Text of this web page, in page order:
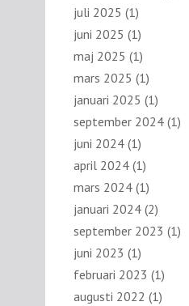
juli 2025 (1)
juni 2025 (1)
maj 2025 (1)
mars 2025 (1)
januari 2025 (1)
september 2024 (1)
juni 2024 (1)
april 2024 (1)
mars 2024 (1)
januari 2024 (2)
september 2023 (1)
juni 2023 (1)
februari 2023 (1)
augusti 2022 (1)